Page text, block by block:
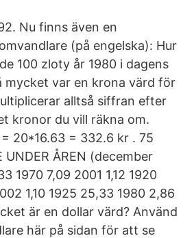
Nu finns även en
(på engelska): Hur
100 zloty år 1980 i dagens
mycket var en krona värd för
alltså siffran efter
kronor du vill räkna om.
20*16.63 = 332.6 kr . 75
UNDER ÅREN (december
1970 7,09 2001 1,12 1920
1,10 1925 25,33 1980 2,86
är en dollar värd? Använd
här på sidan för att se